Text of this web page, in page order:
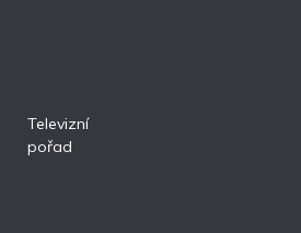
Televizní
pořad